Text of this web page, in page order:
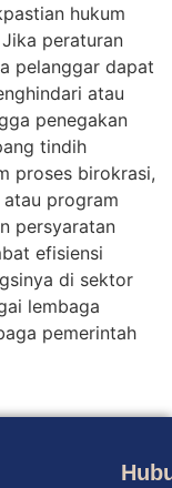
hukum
peraturan
pelanggar dapat
atau
penegakan
tindih
proses birokrasi,
program
persyaratan
efisiensi
di sektor
lembaga
pemerintah